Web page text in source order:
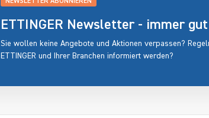
NEWSLETTER ABONNIEREN
ETTINGER Newsletter - immer
Sie wollen keine Angebote und Aktionen verpassen?
ETTINGER und Ihrer Branchen informiert werden?